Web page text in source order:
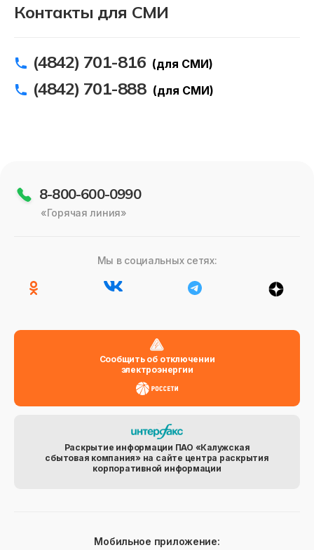
Контакты для СМИ
(4842) 701-816 (для СМИ)
(4842) 701-888 (для СМИ)
8-800-600-0990
«Горячая линия»
Мы в социальных сетях:
Сообщить об отключении
электроэнергии
Раскрытие информации ПАО «Калужская
сбытовая компания» на сайте центра раскрытия
корпоративной информации
Мобильное приложение: